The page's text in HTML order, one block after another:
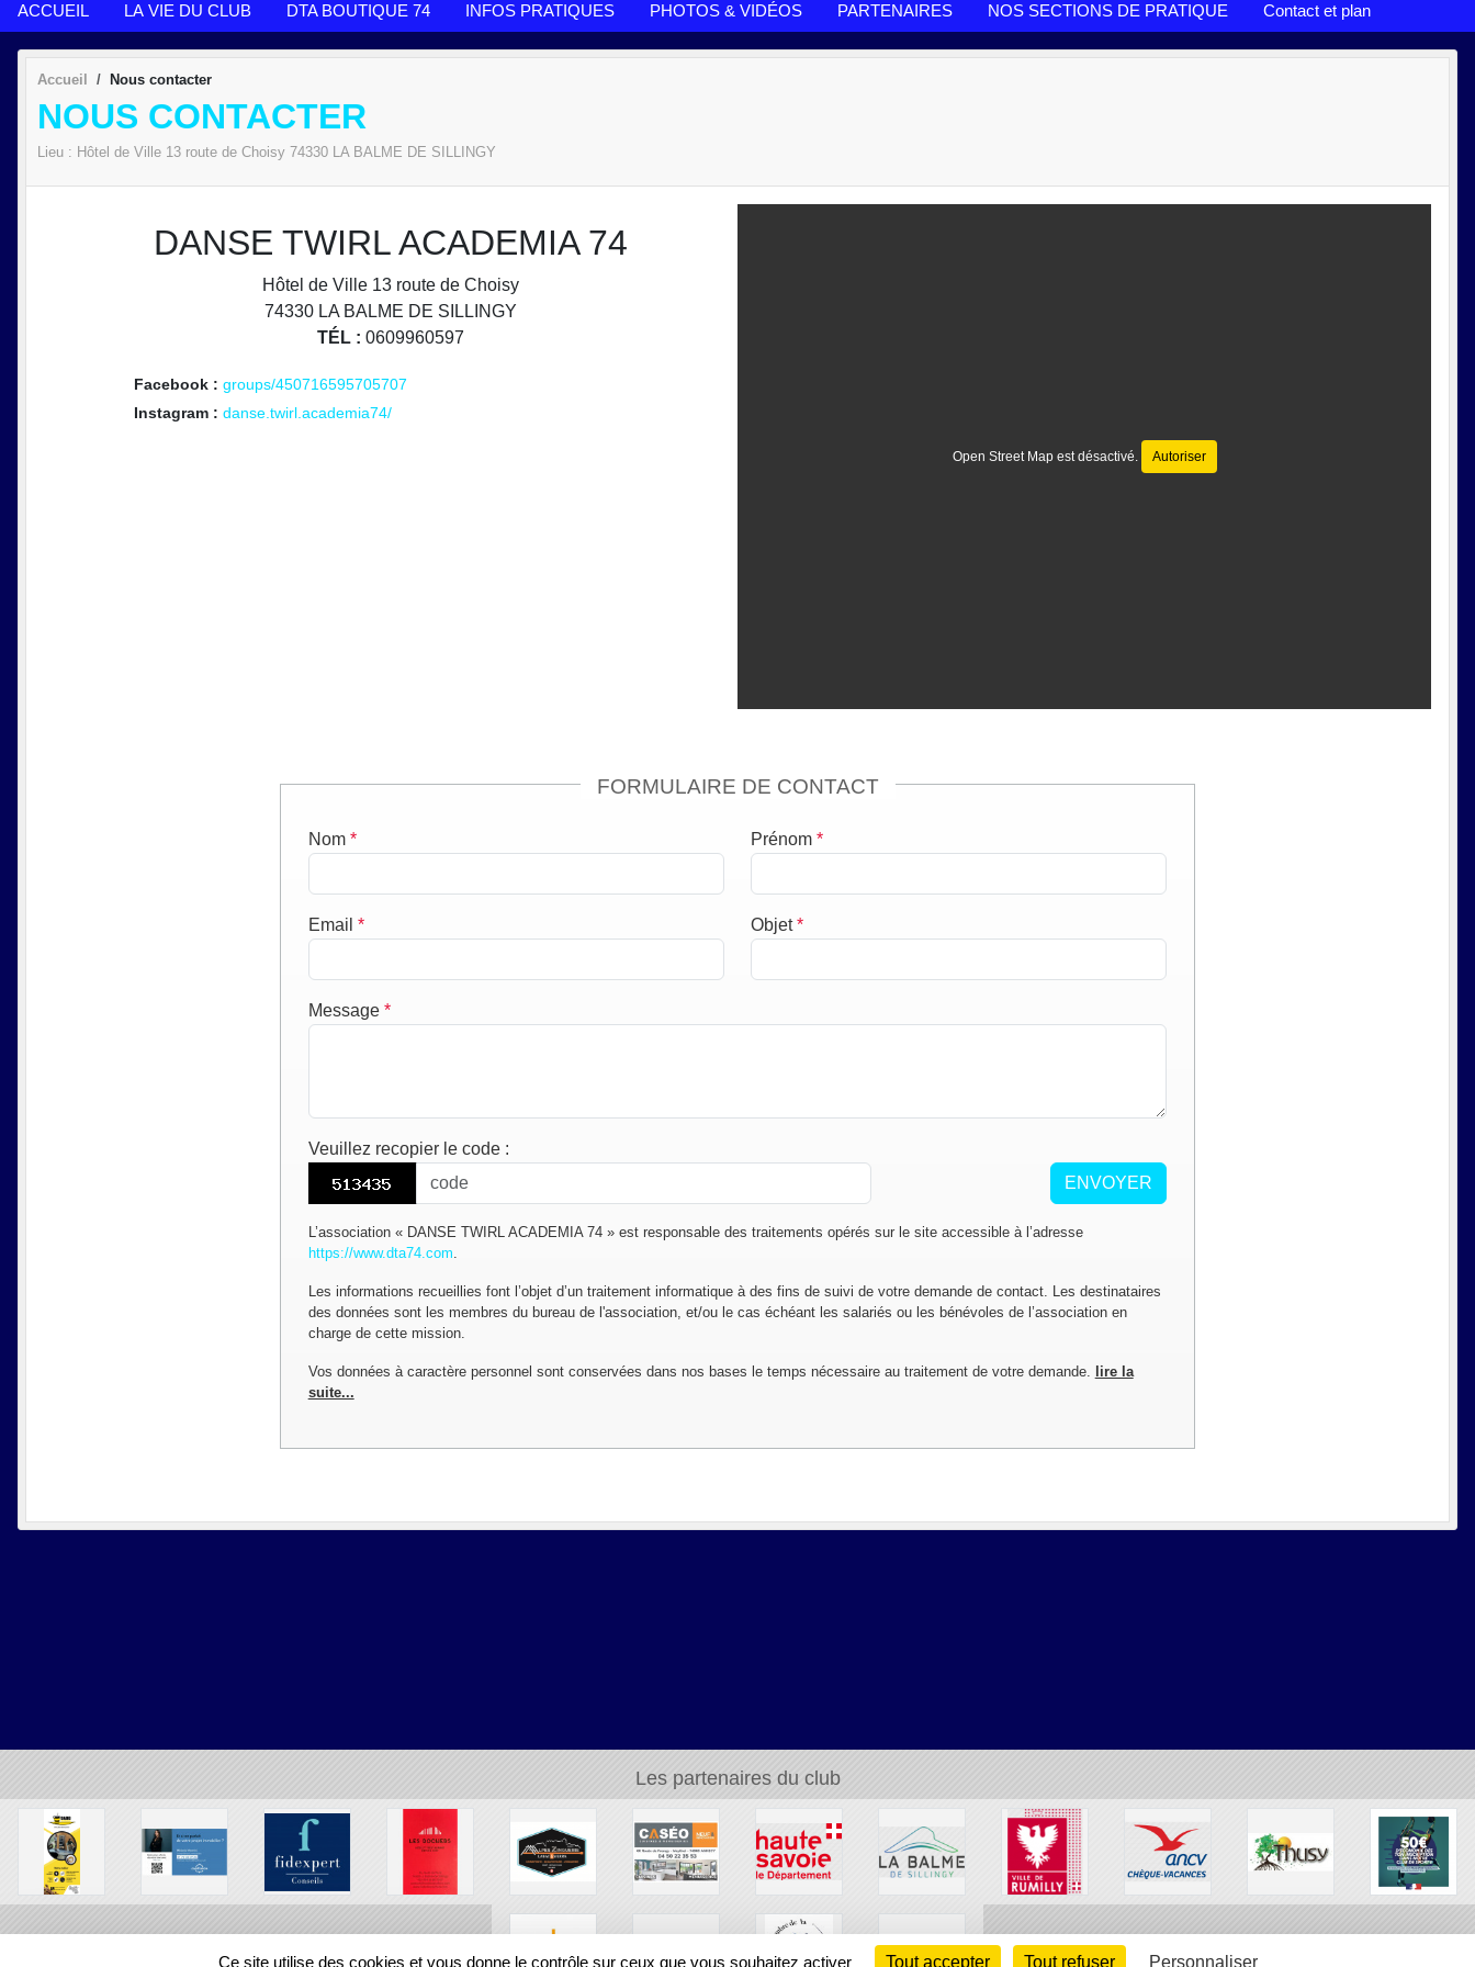
ACCUEIL LA VIE DU CLUB DTA BOUTIQUE 74 INFOS PRATIQUES PHOTOS & VIDÉOS PARTENAIRES NOS SECTIONS DE PRATIQUE Contact et plan
Accueil Nous contacter
NOUS CONTACTER
Lieu : Hôtel de Ville 13 route de Choisy 74330 LA BALME DE SILLINGY
DANSE TWIRL ACADEMIA 74
Hôtel de Ville 13 route de Choisy
74330 LA BALME DE SILLINGY
TÉL : 0609960597
Facebook : groups/450716595705707
Instagram : danse.twirl.academia74/
Open Street Map est désactivé. Autoriser
FORMULAIRE DE CONTACT
Nom * Prénom *
Email * Objet*
Message *
Veuillez recopier le code :
ENVOYER
L’association « DANSE TWIRL ACADEMIA 74 » est responsable des traitements opérés sur le site accessible à l’adresse
https://www.dta74.com.
Les informations recueillies font l’objet d’un traitement informatique à des fins de suivi de votre demande de contact. Les destinataires
des données sont les membres du bureau de l'association, et/ou le cas échéant les salariés ou les bénévoles de l’association en
charge de cette mission.
Vos données à caractère personnel sont conservées dans nos bases le temps nécessaire au traitement de votre demande.
lire la
suite...
Les partenaires du club
Ce site utilise des cookies et vous donne le contrôle sur ceux que vous souhaitez activer Tout accepter Tout refuser Personnaliser